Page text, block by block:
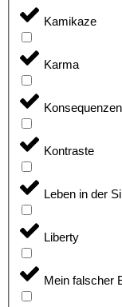
Kamikaze
Karma
Konsequenzen
Kontraste
Leben in der
Liberty
Mein falscher